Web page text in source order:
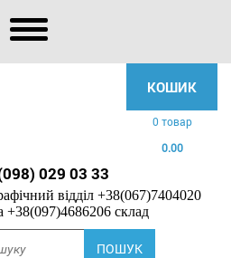
КОШИК
0 товар
0.00
029 03 33
відділ +38(067)7404020
+38(097)4686206 склад